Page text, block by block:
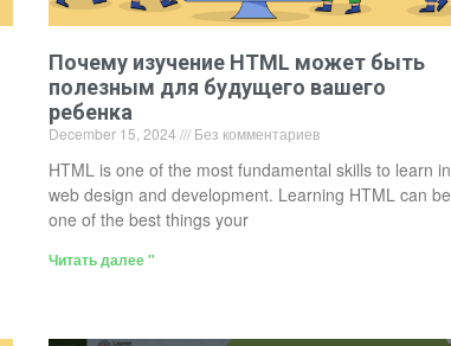
Почему изучение HTML может быть
полезным для будущего вашего
ребенка
December 15, 2024 Без комментариев
HTML is one of the most fundamental skills to learn in
web design and development. Learning HTML can be
one of the best things your
Читать далее "